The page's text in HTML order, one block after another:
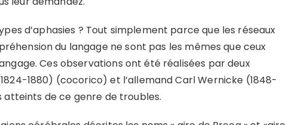
d’aphasies ? Tout simplement parce que les réseaux
du langage ne sont pas les mêmes que ceux
Ces observations ont été réalisées par deux
1880) (cocorico) et l’allemand Carl Wernicke (1848-
atteints de ce genre de troubles.